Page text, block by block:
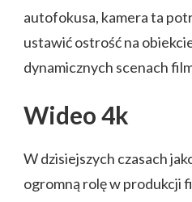
autofokusa, kamera ta
ustawić ostrość na
dynamicznych scenach
Wideo 4k
W dzisiejszych czasach
ogromną rolę w produkcji